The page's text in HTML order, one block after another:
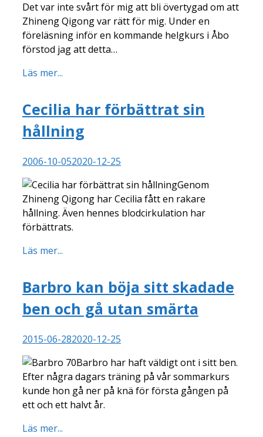
Det var inte svårt för mig att bli övertygad om att
Zhineng Qigong var rätt för mig. Under en
föreläsning inför en kommande helgkurs i Åbo
förstod jag att detta…
Läs mer...
Cecilia har förbättrat sin
hållning
2006-10-052020-12-25
Genom
Zhineng Qigong har Cecilia fått en rakare
hållning. Även hennes blodcirkulation har
förbättrats.
Läs mer...
Barbro kan böja sitt skadade
ben och gå utan smärta
2015-06-282020-12-25
Barbro har haft väldigt ont i sitt ben.
Efter några dagars träning på vår sommarkurs
kunde hon gå ner på knä för första gången på
ett och ett halvt år.
Läs mer...